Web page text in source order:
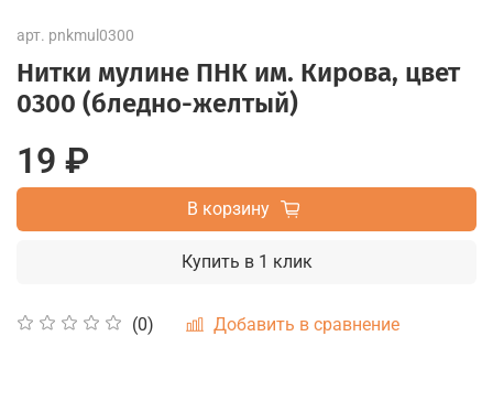
арт. pnkmul0300
Нитки мулине ПНК им. Кирова, цвет
0300 (бледно-желтый)
(0) Добавить в сравнение
19 ₽
В корзину
Купить в 1 клик